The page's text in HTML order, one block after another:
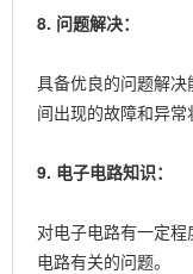
8. 问题解决：
具备优良的问题解
间出现的故障和异常
9. 电子电路知识：
对电子电路有一定
电路有关的问题。